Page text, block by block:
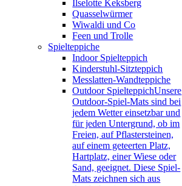
Ilselotte Keksberg
Quasselwürmer
Wiwaldi und Co
Feen und Trolle
Spielteppiche
Indoor Spielteppich
Kinderstuhl-Sitzteppich
Messlatten-Wandteppiche
Outdoor SpielteppichUnsere
Outdoor-Spiel-Mats sind bei
jedem Wetter einsetzbar und
für jeden Untergrund, ob im
Freien, auf Pflastersteinen,
auf einem geteerten Platz,
Hartplatz, einer Wiese oder
Sand, geeignet. Diese Spiel-
Mats zeichnen sich aus